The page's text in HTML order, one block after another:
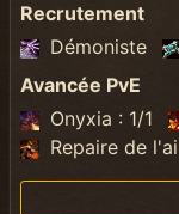
Recrutement
Démoniste
Avancée PvE
Onyxia : 1/1
Repaire de